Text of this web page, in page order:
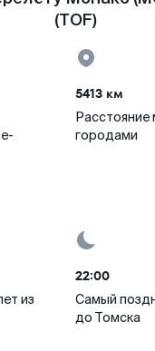
(TOF)
5413 км
городами
из
22:00
Самый
до Томска